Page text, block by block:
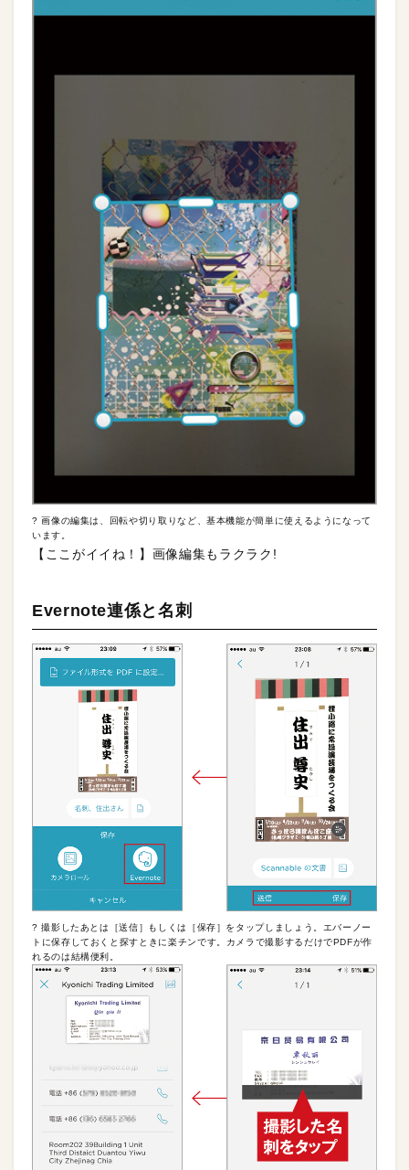
? 画像の編集は、回転や切り取りなど、基本機能が簡単に使えるようになって
います。
【ここがイイね！】画像編集もラクラク!
Evernote連係と名刺
? 撮影したあとは［送信］もしくは［保存］をタップしましょう。エバーノー
トに保存しておくと探すときに楽チンです。カメラで撮影するだけでPDFが作
れるのは結構便利。